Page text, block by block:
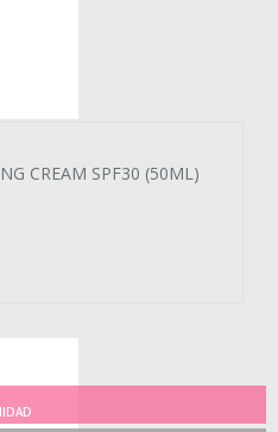
CREAM SPF30 (50ML)